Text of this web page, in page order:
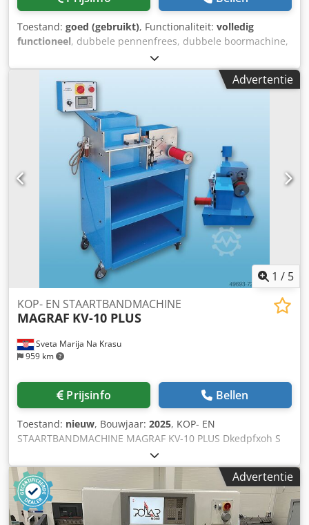
proces van een afstand in de gaten te houden en het
blauwe LED licht in de card hopper deur toont altijd de
voor invoer beschikbare kaarten. Iedere Matica Espresso II
is voorzien van een rear output hopper om volledige card
runs op te vangen indien noodzakelijk, wat de
doorvoersnelheid voor grotere volumes verbetert. In de
standaard opzet is de front-side input en -output zeer
gemakkelijk voor situaties waar beperkte ruimte
beschikbaar is, zoals op een bureau, in een kast of onder
een balie. De Matica Espresso II printer heeft de
uitbreidingsmogelijkheid voor inline encoders voor
magnetische strip, contact chip of contactless smart card.
Hiermee kan de functionaliteit tot een maximum worden
benut. Er kan eenvoudig een printer samengesteld worden
die perfect past bij de wensen en eisen, aangezien de
printer Matica Espresso II een grote hoeveelheid opties
biedt. Indien de eisen in de toekomst hoger komen te
liggen, dan is er nog steeds de mogelijkheid om de
bestaande printer-configuratie uit te breiden met
aanvullende functies.
Toestand: goed (gebruikt), Functionaliteit: volledig
functioneel, dubbele pennenfrees, dubbele boormachine,
stapsgewijs Dodow A A E Iopfx Ak Eskr uitgerust met: 1+1
zagen 1+1 freesgroep 1+1 boorgroep max. lengte: 2500
Advertentie
1 / 5
Sveta Marija Na Krasu
959 km
KOP- EN STAARTBANDMACHINE
MAGRAF KV-10 PLUS
Prijsinfo Bellen
Toestand: nieuw, Bouwjaar: 2025, KOP- EN
STAARTBANDMACHINE MAGRAF KV-10 PLUS Dkedpfxoh S
Advertentie